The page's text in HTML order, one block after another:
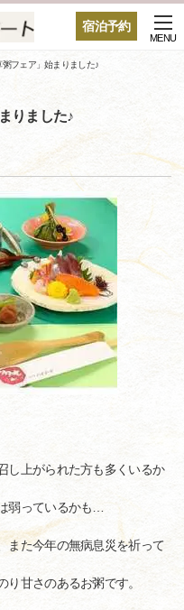
宿泊予約
MENU
フェア」始まりました♪
りました♪
し上がられた方も多くいるか
弱っているかも…
また今年の無病息災を祈って
甘さのあるお粥です。